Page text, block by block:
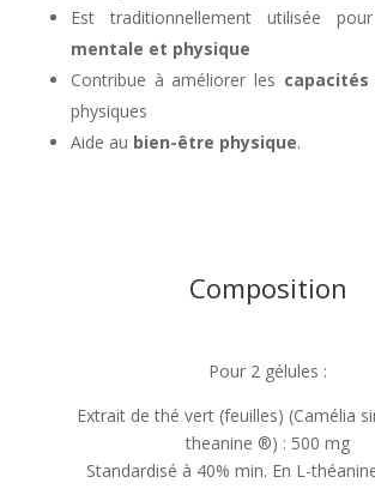
Est traditionnellement utilisée
mentale et physique
Contribue à améliorer les
physiques
Aide au bien-être physique.
Composition
Pour 2 gélules :
Extrait de thé vert (feuilles) (Camélia
theanine ®️) : 500 mg
Standardisé à 40% min. En L-